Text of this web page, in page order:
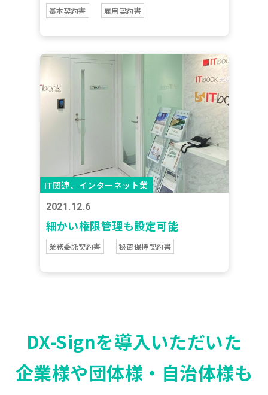
基本契約書 雇用契約書
IT関連、インターネット業
2021.12.6
細かい権限管理も設定可能
業務委託契約書 秘密保持契約書
DX-Signを導入いただいた
企業様や団体様・自治体様も